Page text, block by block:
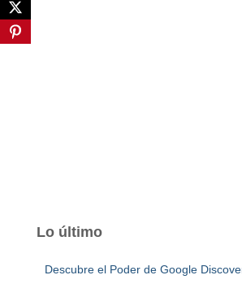
Lo último
Descubre el Poder de Google